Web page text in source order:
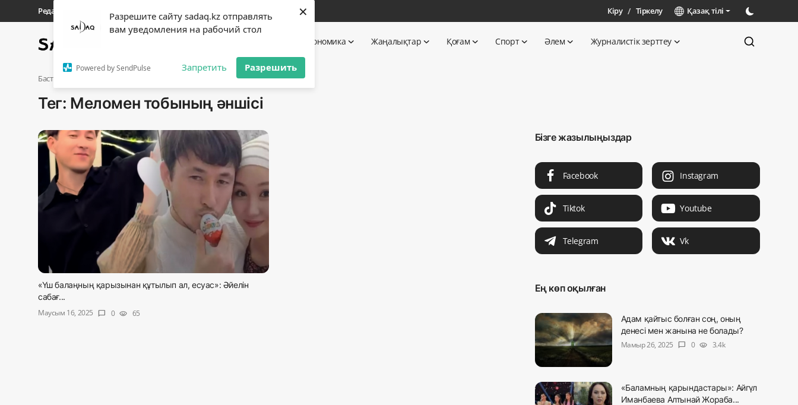
Разрешите сайту sadaq.kz отправлять
вам уведомления на рабочий стол
Powered by SendPulse Запретить Разрешить
×
Редакциялық байланыстар Материалдарды қолдану тәртібі Кіру / Тіркелу Қазақ тілі
Экономика Жаңалықтар Қоғам Спорт Әлем Журналистік зерттеу
Тіркелу
Басты бет
Редакциялық байланыстар
Материалдарды қолдану тәртібі
Жаңалықтар
Басты бет
Тег: Меломен тобының әншісі
«Үш балаңның қарызынан құтылып ал, есуас»: Әйелін
сабағ...
Маусым 16, 2025
chat_bubble 0 visibility 65
Бізге жазылыңыздар
Facebook Instagram
Tiktok Youtube
Telegram Vk
Ең көп оқылған
Адам қайтыс болған соң, оның
денесі мен жанына не болады?
Мамыр 26, 2025
chat_bubble 0 visibility 3.4k
«Баламның қарындастары»: Айгүл
Иманбаева Алтынай Жораба...